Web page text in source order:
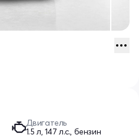
Двигатель
1.5 л, 147 л.с., бензин